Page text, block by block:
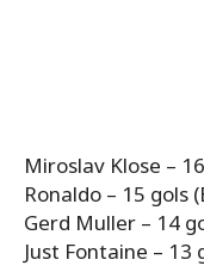
Miroslav Klose –
Ronaldo – 15 gols
Gerd Muller – 14
Just Fontaine – 13